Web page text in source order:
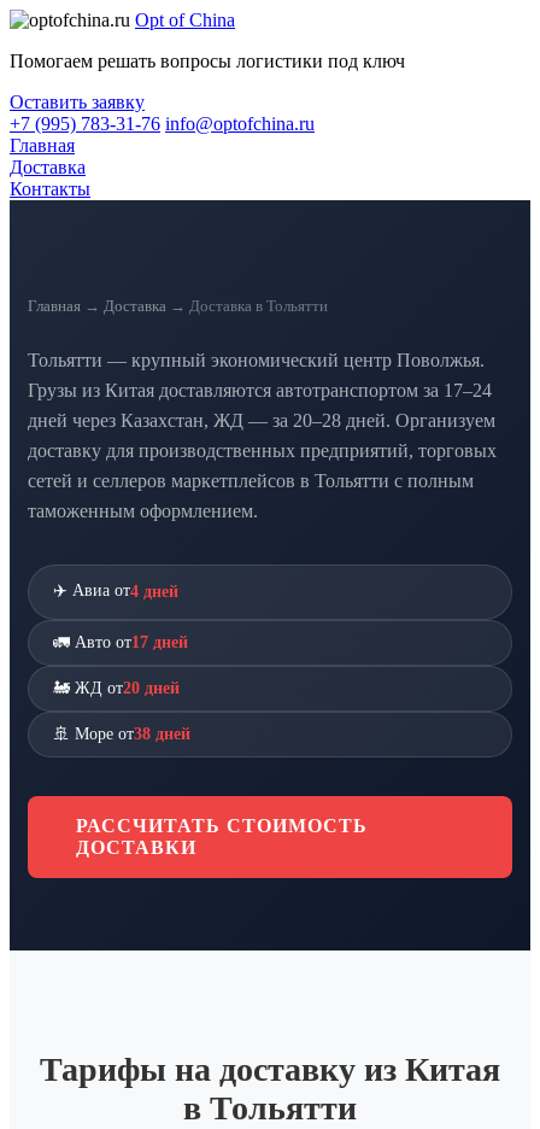
Opt ofChina
Помогаем решать вопросы логистики под ключ
Оставить заявку
+7 (995) 783-31-76 info@optofchina.ru
Главная
Доставка
Контакты
Главная → Доставка → Доставка в Тольятти
Тольятти — крупный экономический центр Поволжья.
Грузы из Китая доставляются автотранспортом за 17–24
дней через Казахстан, ЖД — за 20–28 дней. Организуем
доставку для производственных предприятий, торговых
сетей и селлеров маркетплейсов в Тольятти с полным
таможенным оформлением.
✈️ Авиа от4 дней
🚛 Авто от17 дней
🚂 ЖД от20 дней
🚢 Море от38 дней
РАССЧИТАТЬ СТОИМОСТЬ
ДОСТАВКИ
Тарифы на доставку из Китая
в Тольятти